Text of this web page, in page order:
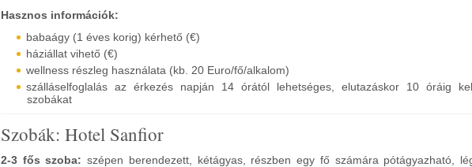
Hasznos információk:
babaágy (1 éves korig) kérhető (€)
háziállat vihető (€)
wellness részleg használata (kb. 20 Euro/fő/alkalom)
szálláselfoglalás az érkezés napján 14 órától lehetséges, elutazáskor 10 óráig
szobákat
Szobák: Hotel Sanfior
2-3 fős szoba:szépen berendezett, kétágyas, részben egy fő számára pótágyazható,